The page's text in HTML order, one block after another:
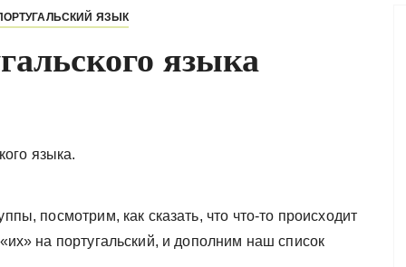
ЯЗЫК
языка
языка.
посмотрим, как сказать, что что-то происходит
на португальский, и дополним наш список